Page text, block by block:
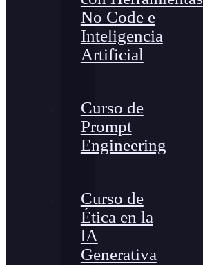
No Code e
Inteligencia
Artificial
Curso de
Prompt
Engineering
Curso de
Ética en la
lA
Generativa